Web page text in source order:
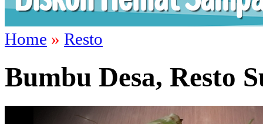
Home » Resto
Bumbu Desa, Resto